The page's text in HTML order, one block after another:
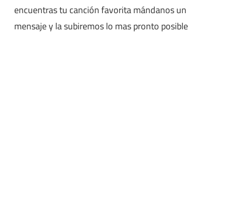
encuentras tu canción favorita mándanos un
mensaje y la subiremos lo mas pronto posible